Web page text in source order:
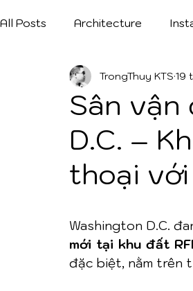
All Posts Architecture
Storytelling Concept
Sân vận
D.C. –
thoại
TrongThuy KTS 19
Washington D.C.
mới tại khu đất
đặc biệt, nằm trên